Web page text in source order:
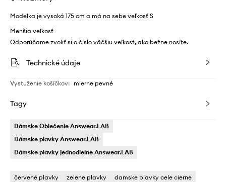
Modelka je vysoká 175 cm a má na sebe veľkosť S
Menšia veľkosť
Odporúčame zvoliť si o číslo väčšiu veľkosť, ako bežne nosíte.
Technické údaje
Vystuženie košíčkov: mierne pevné
Tagy
Dámske Oblečenie Answear.LAB
Dámske plavky Answear.LAB
Dámske plavky jednodielne Answear.LAB
červené plavky zelene plavky
damske plavky cele cierne